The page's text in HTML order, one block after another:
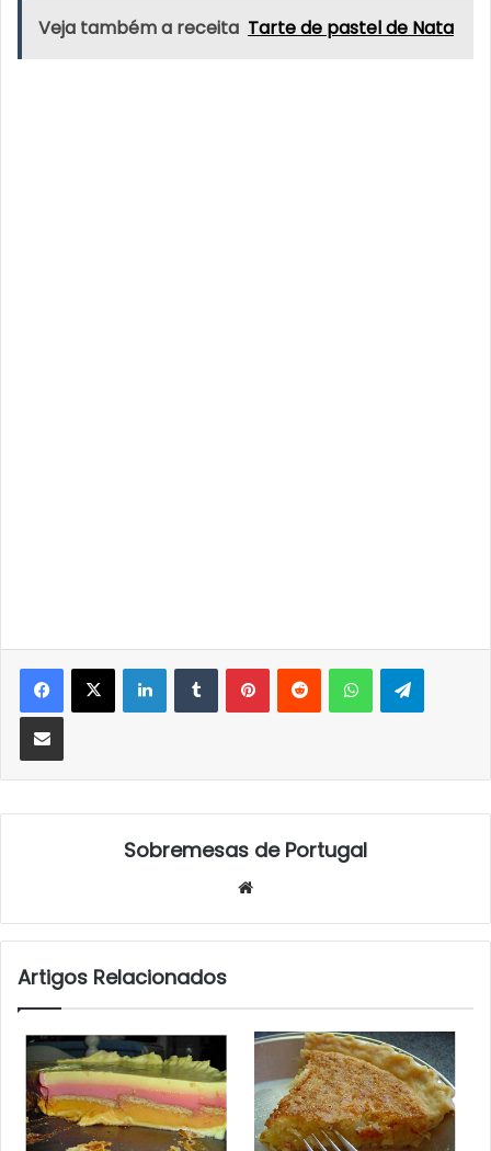
Veja também a receita Tarte de pastel de Nata
LinkedInTumblrPinterestReddit WhatsApp
Partilhar Via Email
Sobremesas de Portugal
Artigos Relacionados